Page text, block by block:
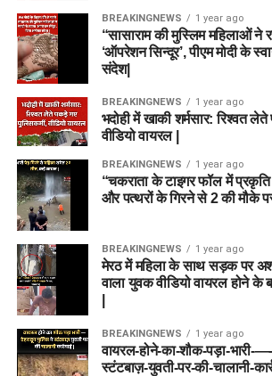
BREAKINGNEWS 1 year ago
“सासाराम की मुस्लिम महिलाओं ने
‘ऑपरेशन सिन्दूर’, पीएम मोदी के
संदेश|
BREAKINGNEWS 1 year ago
भदोही में खाकी शर्मसार: रिश्वत
वीडियो वायरल |
BREAKINGNEWS 1 year ago
“चकराता के टाइगर फॉल में
और पत्थरों के गिरने से 2 की मौके
BREAKINGNEWS 1 year ago
मेरठ में महिला के साथ सड़क पर
वाला युवक वीडियो वायरल होने के
BREAKINGNEWS 1 year ago
वायरल-होने-का-शौक-पड़ा-भारी-
स्टंटबाज़-युवती-पर-की-चालानी-